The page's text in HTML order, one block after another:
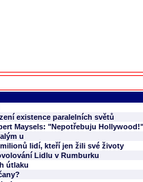
existence paralelních světů
Maysels: "Nepotřebuju Hollywood!"
u
lidí, kteří jen žili své životy
Lidlu v Rumburku
útlaku